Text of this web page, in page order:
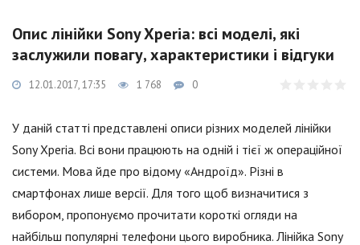
Опис лінійки Sony Xperia: всі моделі, які
заслужили повагу, характеристики і відгуки
12.01.2017, 17:35 1 768 0
У даній статті представлені описи різних моделей лінійки
Sony Xperia. Всі вони працюють на одній і тієї ж операційної
системи. Мова йде про відому «Андроїд». Різні в
смартфонах лише версії. Для того щоб визначитися з
вибором, пропонуємо прочитати короткі огляди на
найбільш популярні телефони цього виробника. Лінійка Sony